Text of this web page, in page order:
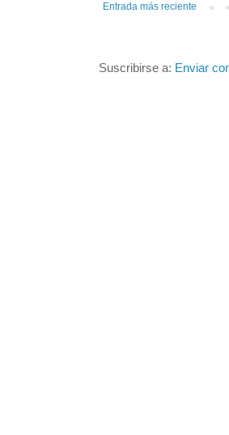
Entrada más reciente
Suscribirse a: Enviar